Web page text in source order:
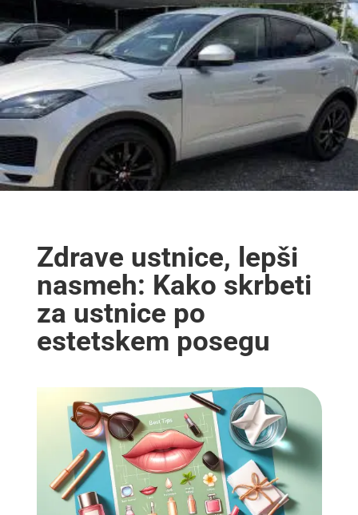
Zdrave ustnice, lepši
nasmeh: Kako skrbeti
za ustnice po
estetskem posegu